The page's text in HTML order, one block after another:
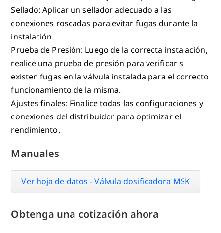
Sellado: Aplicar un sellador adecuado a las
conexiones roscadas para evitar fugas durante la
instalación.
Prueba de Presión: Luego de la correcta instalación,
realice una prueba de presión para verificar si
existen fugas en la válvula instalada para el correcto
funcionamiento de la misma.
Ajustes finales: Finalice todas las configuraciones y
conexiones del distribuidor para optimizar el
rendimiento.
Manuales
Ver hoja de datos - Válvula dosificadora MSK
Obtenga una cotización ahora